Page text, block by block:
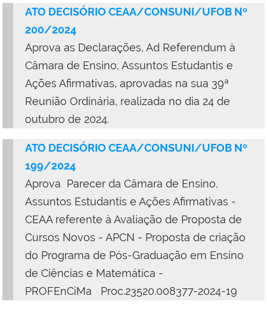
ATO DECISÓRIO CEAA/CONSUNI/UFOB Nº
200/2024
Aprova as Declarações, Ad Referendum à
Câmara de Ensino, Assuntos Estudantis e
Ações Afirmativas, aprovadas na sua 39ª
Reunião Ordinária, realizada no dia 24 de
outubro de 2024.
ATO DECISÓRIO CEAA/CONSUNI/UFOB Nº
199/2024
Aprova Parecer da Câmara de Ensino,
Assuntos Estudantis e Ações Afirmativas -
CEAA referente à Avaliação de Proposta de
Cursos Novos - APCN - Proposta de criação
do Programa de Pós-Graduação em Ensino
de Ciências e Matemática -
PROFEnCiMa Proc.23520.008377-2024-19